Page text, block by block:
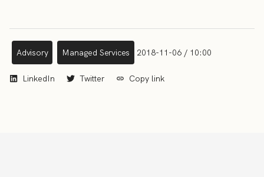
Advisory Managed Services 2018-11-06 / 10:00
LinkedIn Twitter Copy link